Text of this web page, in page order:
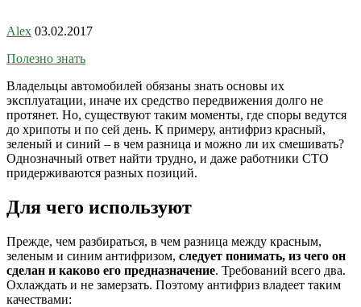
Alex 03.02.2017
Полезно знать
Владельцы автомобилей обязаны знать основы их
эксплуатации, иначе их средство передвижения долго не
протянет. Но, существуют таким моменты, где споры ведутся
до хрипоты и по сей день. К примеру, антифриз красный,
зеленый и синий – в чем разница и можно ли их смешивать?
Однозначный ответ найти трудно, и даже работники СТО
придерживаются разных позиций.
Для чего используют
Прежде, чем разбираться, в чем разница между красным,
зеленым и синим антифризом, следует понимать, из чего он
сделан и каково его предназначение. Требований всего два.
Охлаждать и не замерзать. Поэтому антифриз владеет таким
качествами: